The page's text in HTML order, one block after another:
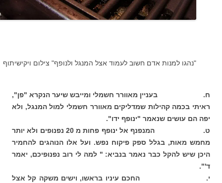
"נהגו למנות אדם חשוב לעמוד אצל המנגל ולנופף" צילום ויקישיתוף
ח. בעניין מאוורר חשמלי ומייבש שיער הנקרא "פן",
ראיתי בכמה קהילות שמדליקים מאוורר חשמלי למול המנגל, ולא
יפה הם עושים שנאמר "ינופף ידו".
ט. המנפנף אל ינופף פחות מ 20 נפנופים ולא יותר
מחמש מאות, בגלל ספק פיקוח נפש. ועל אלו הנוהגים להחמיר
היכן שיש להקל כבר נאמר בנביא: " למה לי רוב נפנופיכם, יאמר
ד'".
י. החכם עיניו בראשו, וישים משקה קל אצל